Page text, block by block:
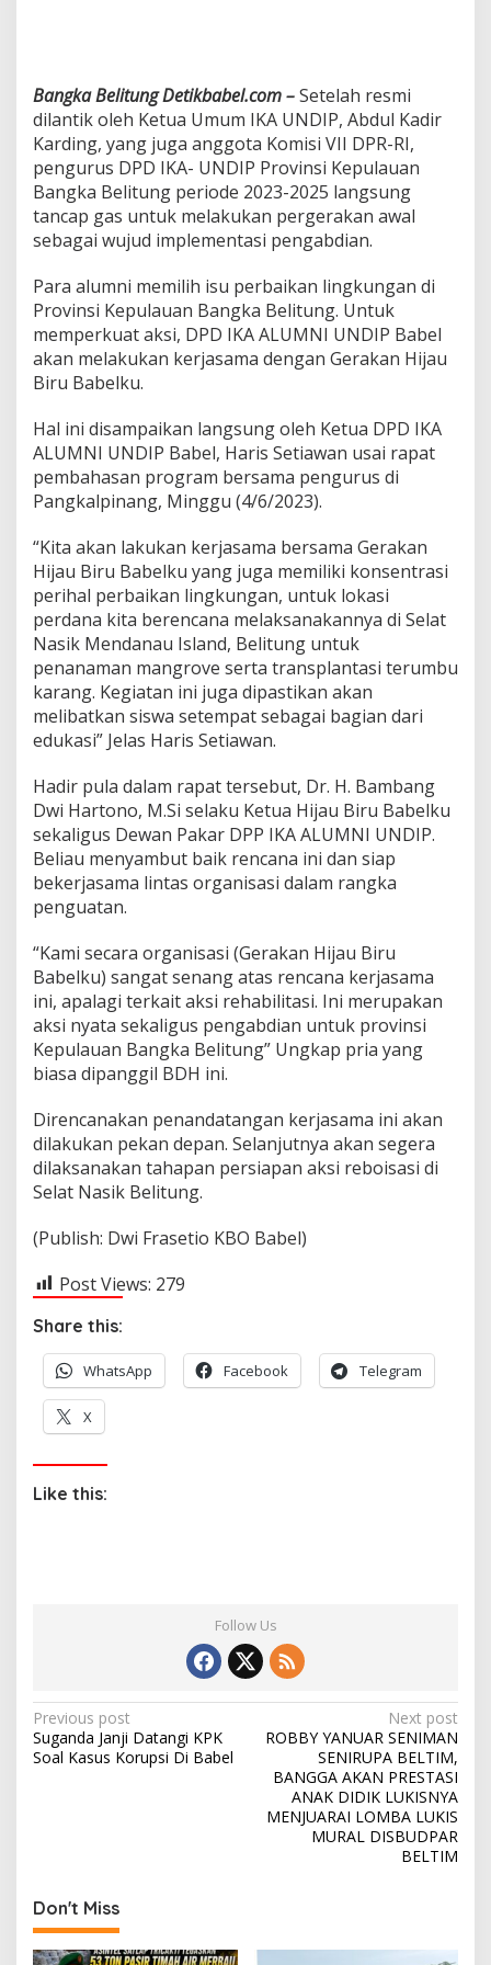
D
e
g
a
n
G
e
r
k
a
n
H
i
u
B
i
r
u
a
b
e
l
k
u
U
n
u
e
b
o
i
s
a
Bangka Belitung Detikbabel.com –Setelah resmi
dilantik oleh Ketua Umum IKA UNDIP, Abdul Kadir
Karding, yang juga anggota Komisi VII DPR-RI,
pengurus DPD IKA- UNDIP Provinsi Kepulauan
Bangka Belitung periode 2023-2025 langsung
tancap gas untuk melakukan pergerakan awal
sebagai wujud implementasi pengabdian.
Para alumni memilih isu perbaikan lingkungan di
Provinsi Kepulauan Bangka Belitung. Untuk
memperkuat aksi, DPD IKA ALUMNI UNDIP Babel
akan melakukan kerjasama dengan Gerakan Hijau
Biru Babelku.
Hal ini disampaikan langsung oleh Ketua DPD IKA
ALUMNI UNDIP Babel, Haris Setiawan usai rapat
pembahasan program bersama pengurus di
Pangkalpinang, Minggu (4/6/2023).
“Kita akan lakukan kerjasama bersama Gerakan
Hijau Biru Babelku yang juga memiliki konsentrasi
perihal perbaikan lingkungan, untuk lokasi
perdana kita berencana melaksanakannya di Selat
Nasik Mendanau Island, Belitung untuk
penanaman mangrove serta transplantasi terumbu
karang. Kegiatan ini juga dipastikan akan
melibatkan siswa setempat sebagai bagian dari
edukasi” Jelas Haris Setiawan.
Hadir pula dalam rapat tersebut, Dr. H. Bambang
Dwi Hartono, M.Si selaku Ketua Hijau Biru Babelku
sekaligus Dewan Pakar DPP IKA ALUMNI UNDIP.
Beliau menyambut baik rencana ini dan siap
bekerjasama lintas organisasi dalam rangka
penguatan.
“Kami secara organisasi (Gerakan Hijau Biru
Babelku) sangat senang atas rencana kerjasama
ini, apalagi terkait aksi rehabilitasi. Ini merupakan
aksi nyata sekaligus pengabdian untuk provinsi
Kepulauan Bangka Belitung” Ungkap pria yang
biasa dipanggil BDH ini.
Direncanakan penandatangan kerjasama ini akan
dilakukan pekan depan. Selanjutnya akan segera
dilaksanakan tahapan persiapan aksi reboisasi di
Selat Nasik Belitung.
(Publish: Dwi Frasetio KBO Babel)
Post Views: 279
Share this:
WhatsApp Facebook Telegram
X
Like this:
Follow Us
P
o
v
i
Previous post
Suganda Janji Datangi KPK
Soal Kasus Korupsi Di Babel
Next post
ROBBY YANUAR SENIMAN
SENIRUPA BELTIM,
BANGGA AKAN PRESTASI
ANAK DIDIK LUKISNYA
MENJUARAI LOMBA LUKIS
MURAL DISBUDPAR
BELTIM
Don't Miss